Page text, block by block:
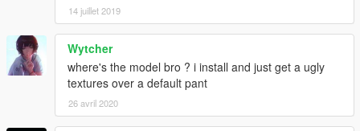
14 juillet 2019
Wytcher
where's the model bro ? i install and just get a ugly
textures over a default pant
26 avril 2020